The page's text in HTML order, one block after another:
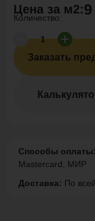
Цена за м2:
Количество:
Заказать
Способы оплаты:
Mastercard, МИР
Доставка: По